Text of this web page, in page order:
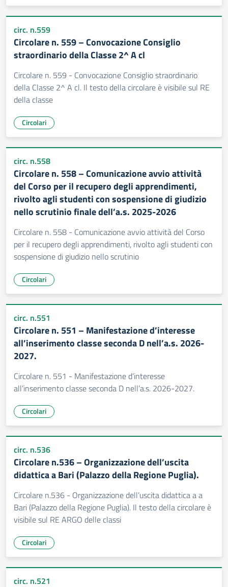
circ. n.559
Circolare n. 559 – Convocazione Consiglio
straordinario della Classe 2^ A cl
Circolare n. 559 - Convocazione Consiglio straordinario
della Classe 2^ A cl. Il testo della circolare è visibile sul RE
della classe
Circolari
circ. n.558
Circolare n. 558 – Comunicazione avvio attività
del Corso per il recupero degli apprendimenti,
rivolto agli studenti con sospensione di giudizio
nello scrutinio finale dell’a.s. 2025-2026
Circolare n. 558 - Comunicazione avvio attività del Corso
per il recupero degli apprendimenti, rivolto agli studenti con
sospensione di giudizio nello scrutinio
Circolari
circ. n.551
Circolare n. 551 – Manifestazione d’interesse
all’inserimento classe seconda D nell’a.s. 2026-
2027.
Circolare n. 551 - Manifestazione d’interesse
all’inserimento classe seconda D nell’a.s. 2026-2027.
Circolari
circ. n.536
Circolare n.536 – Organizzazione dell’uscita
didattica a Bari (Palazzo della Regione Puglia).
Circolare n.536 - Organizzazione dell’uscita didattica a a
Bari (Palazzo della Regione Puglia). Il testo della circolare è
visibile sul RE ARGO delle classi
Circolari
circ. n.521